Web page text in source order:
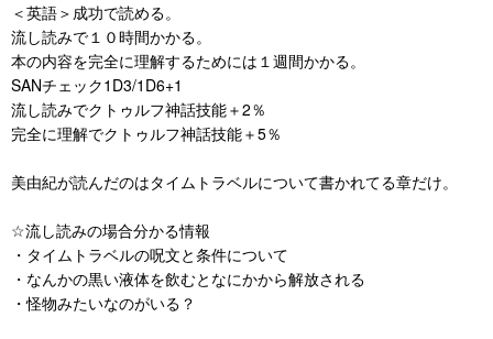
＜英語＞成功で読める。
流し読みで１０時間かかる。
本の内容を完全に理解するためには１週間かかる。
SANチェック1D3/1D6+1
流し読みでクトゥルフ神話技能＋2％
完全に理解でクトゥルフ神話技能＋5％
美由紀が読んだのはタイムトラベルについて書かれてる章だけ。
☆流し読みの場合分かる情報
・タイムトラベルの呪文と条件について
・なんかの黒い液体を飲むとなにかから解放される
・怪物みたいなのがいる？